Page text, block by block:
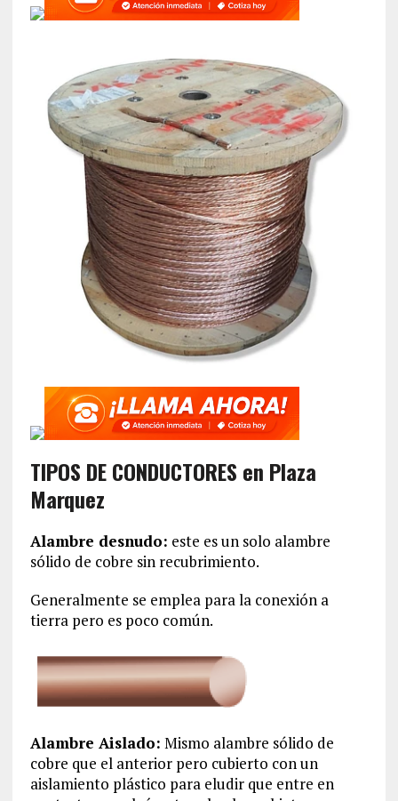
TIPOS DE CONDUCTORES en Plaza
Marquez
Alambre desnudo: este es un solo alambre
sólido de cobre sin recubrimiento.
Generalmente se emplea para la conexión a
tierra pero es poco común.
Alambre Aislado: Mismo alambre sólido de
cobre que el anterior pero cubierto con un
aislamiento plástico para eludir que entre en